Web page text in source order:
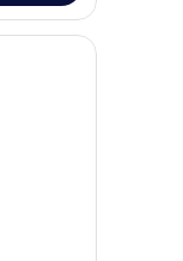
und Blick auf
mit Holzboden,